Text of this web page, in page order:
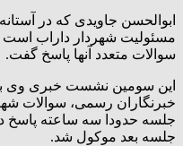
ابوالحسن جاویدی که در
مسئولیت شهردار داراب است
سوالات متعدد آنها پاسخ گفت.
این سومین نشست خبری وی با
خبرنگاران رسمی، سوالات
جلسه حدودا سه ساعته پاسخ
جلسه بعد موکول شد.